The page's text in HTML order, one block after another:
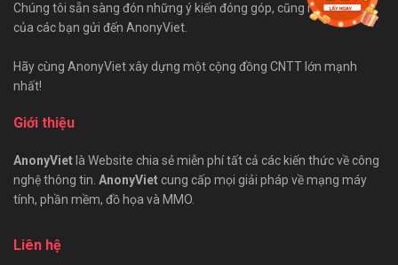
Chúng tôi sẵn sàng đón những ý kiến đóng góp, cũng như bài viết
của các bạn gửi đến AnonyViet.
Hãy cùng AnonyViet xây dựng một cộng đồng CNTT lớn mạnh
nhất!
Giới thiệu
AnonyViet là Website chia sẻ miễn phí tất cả các kiến thức về công
nghệ thông tin. AnonyViet cung cấp mọi giải pháp về mạng máy
tính, phần mềm, đồ họa và MMO.
Liên hệ